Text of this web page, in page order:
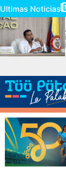
Ultimas Noticias